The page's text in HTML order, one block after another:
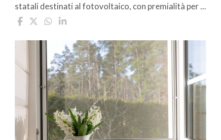
statali destinati al fotovoltaico, con premialità per ...